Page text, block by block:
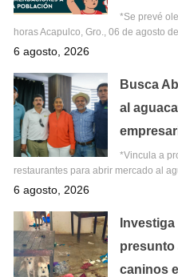
*Se prevé
horas Acapulco, Gro., 06 de agosto
6 agosto, 2026
Busca
al
*Vincula a
restaurantes para abrir mercado al
6 agosto, 2026
presunto
caninos